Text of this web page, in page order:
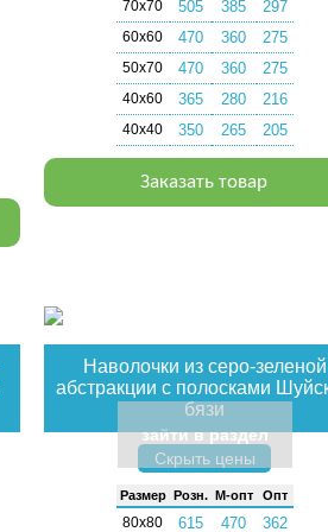
70х70 505 385 297
60х60 470 360 275
50х70 470 360 275
40х60 365 280 216
40х40 350 265 205
Заказать товар
Наволочки из серо-зеленой
абстракции с полосками
бязи
зайти в раздел
Скрыть цены
Раз­мер Розн. М-опт Опт
80х80 615 470 362